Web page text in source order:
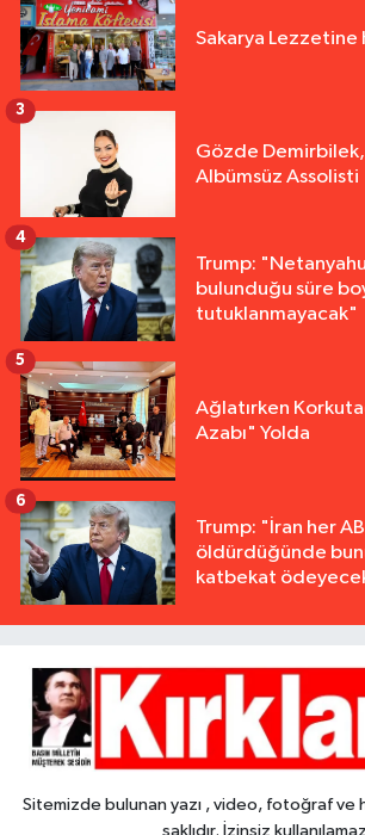
Sakarya Lezzetine
Gözde
Albümsüz Assolisti
3
Trump:
bulunduğu süre
tutuklanmayacak"
4
Ağlatırken
Azabı" Yolda
5
Trump: "İran her
öldürdüğünde
katbekat
6
Sitemizde bulunan yazı , video, fotoğraf ve
saklıdır. İzinsiz